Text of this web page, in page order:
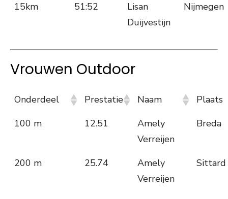
15km 51:52
Lisan
Duijvestijn
Nijmegen
Vrouwen Outdoor
Onderdeel Prestatie Naam
Plaats
100 m
12.51
Amely
Verreijen
Breda
200 m 25.74
Amely
Verreijen
Sittard